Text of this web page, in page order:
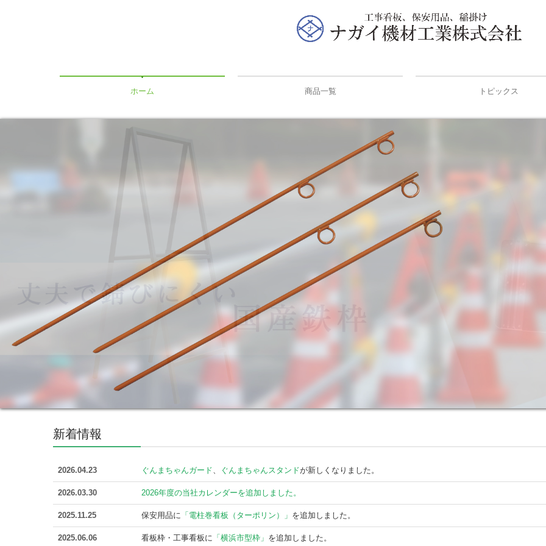
ホーム 商品一覧
看板枠・工事看板
保安用品
看板素材
稲掛け（はざ）
トピックス
新着情報
2026.04.23 ぐんまちゃんガード ぐんまちゃんスタンドが新しくなりました。
2026.03.30 2026年度の当社カレンダーを追加しました。
2025.11.25 保安用品に 「電柱巻看板（ターポリン）」 を追加しました。
2025.06.06 看板枠・工事看板に 「横浜市型枠」 を追加しました。